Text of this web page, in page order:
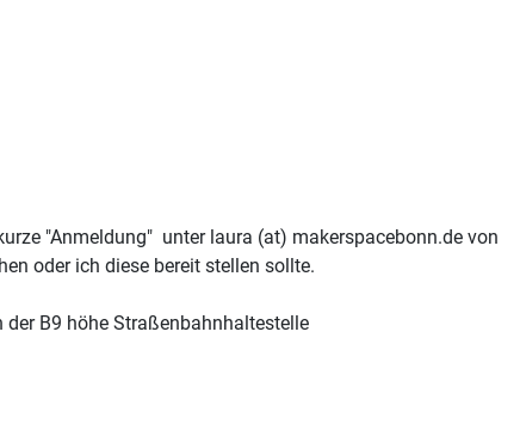
"Anmeldung" unter laura (at) makerspacebonn.de von
oder ich diese bereit stellen sollte.
B9 höhe Straßenbahnhaltestelle